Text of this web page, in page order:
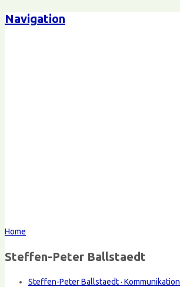
Navigation
Home
Steffen-Peter Ballstaedt
Steffen-Peter Ballstaedt · Kommunikation